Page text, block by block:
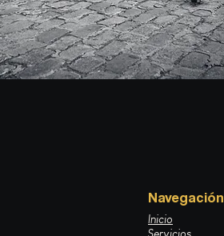
Navegación
Servicios
Inicio